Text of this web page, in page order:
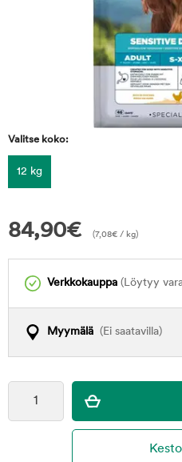
Valitse koko:
12 kg
84,90€ (7,08€ / kg)
Verkkokauppa (Löytyy
Myymälä (Ei saatavilla)